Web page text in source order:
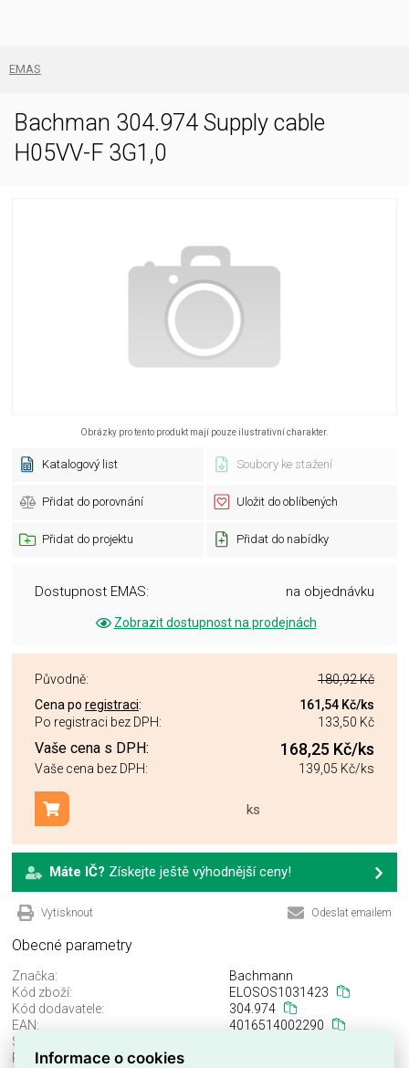
EMAS
Bachman 304.974 Supply cable
H05VV-F 3G1,0
Obrázky pro tento produkt mají pouze ilustrativní charakter.
Katalogový list Soubory ke stažení
Přidat do porovnání Uložit do oblíbených
Přidat do projektu Přidat do nabídky
Dostupnost EMAS: na objednávku
Zobrazit dostupnost na prodejnách
Původně:
180,92 Kč
Cena po registraci: 161,54 Kč/ks
Po registraci bez DPH:
133,50 Kč
Vaše cena s DPH: 168,25 Kč/ks
Vaše cena bez DPH: 139,05 Kč/ks
ks
Přidat do košíku
Máte IČ? Získejte ještě výhodnější ceny!
Vytisknout Odeslat emailem
Obecné parametry
Značka:
Bachmann
Kód zboží:
ELOSOS1031423
Kód dodavatele:
304.974
EAN:
4016514002290
Standardní balení:
Recyklační poplatek:
Informace o cookies